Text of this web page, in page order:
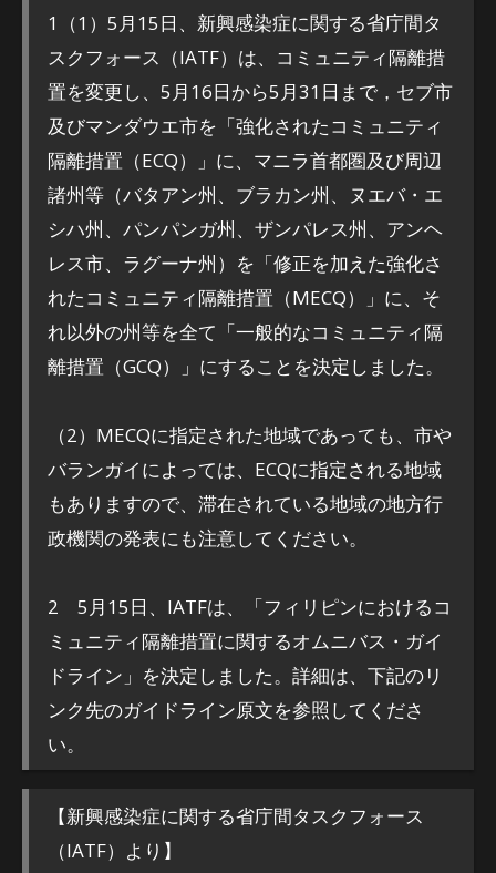
1（1）5月15日、新興感染症に関する省庁間タ
スクフォース（IATF）は、コミュニティ隔離措
置を変更し、5月16日から5月31日まで，セブ市
及びマンダウエ市を「強化されたコミュニティ
隔離措置（ECQ）」に、マニラ首都圏及び周辺
諸州等（バタアン州、ブラカン州、ヌエバ・エ
シハ州、パンパンガ州、ザンパレス州、アンヘ
レス市、ラグーナ州）を「修正を加えた強化さ
れたコミュニティ隔離措置（MECQ）」に、そ
れ以外の州等を全て「一般的なコミュニティ隔
離措置（GCQ）」にすることを決定しました。
（2）MECQに指定された地域であっても、市や
バランガイによっては、ECQに指定される地域
もありますので、滞在されている地域の地方行
政機関の発表にも注意してください。
2 5月15日、IATFは、「フィリピンにおけるコ
ミュニティ隔離措置に関するオムニバス・ガイ
ドライン」を決定しました。詳細は、下記のリ
ンク先のガイドライン原文を参照してくださ
い。
【新興感染症に関する省庁間タスクフォース
（IATF）より】